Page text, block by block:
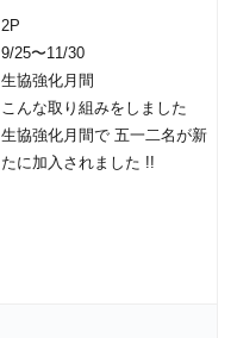
2P
9/25〜11/30
生協強化月間
こんな取り組みをしました
生協強化月間で 五一二名が新
たに加入されました !!